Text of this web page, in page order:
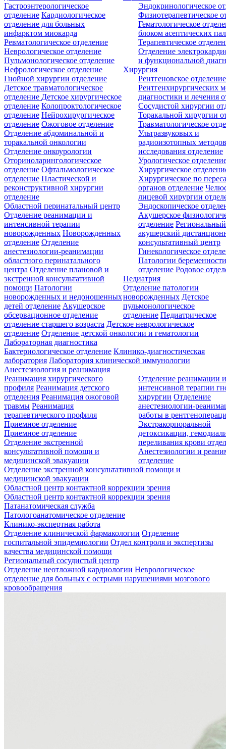
Гастроэнтерологическое
отделение Кардиологическое
отделение для больных
инфарктом миокарда
Ревматологическое отделение
Неврологическое отделение
Пульмонологическое отделение
Нефрологическое отделение
Эндокринологическое
Физиотерапевтическое
Гематологическое
блоком асептических
Терапевтическое
Отделение
и функциональной
Хирургия
Гнойной хирургии отделение
Детское травматологическое
отделение Детское хирургическое
отделение Колопроктологическое
отделение Нейрохирургическое
отделение Ожоговое отделение
Отделение абдоминальной и
торакальной онкологии
Отделение онкоурологии
Оториноларингологическое
отделение Офтальмологическое
отделение Пластической и
реконструктивной хирургии
отделение
Рентгеновское отделение
Рентгенхирургических
диагностики и лечения
Сосудистой хирургии
Торакальной хирургии
Травматологическое
Ультразвуковых и
радиоизотопных
исследования отделение
Урологическое
Хирургическое
Хирургическое по
органов отделение
лицевой хирургии
Эндоскопическое
Областной перинатальный центр
Отделение реанимации и
интенсивной терапии
новорожденных Новорожденных
отделение Отделение
анестезиологии-реанимации
областного перинатального
центра Отделение плановой и
экстренной консультативной
помощи Патологии
новорожденных и недоношенных
детей отделение Акушерское
обсервационное отделение
Акушерское
отделение Региональный
акушерский
консультативный центр
Гинекологическое
Патологии
отделение Родовое
Педиатрия
Отделение патологии
новорожденных Детское
пульмонологическое
отделение Педиатрическое
отделение старшего возраста Детское неврологическое
отделение Отделение детской онкологии и гематологии
Лабораторная диагностика
Бактериологическое отделение Клинико-диагностическая
лаборатория Лаборатория клинической иммунологии
Анестезиология и реанимация
Реанимация хирургического
профиля Реанимация детского
отделения Реанимация ожоговой
травмы Реанимация
терапевтического профиля
Отделение реанимации
интенсивной терапии
хирургии Отделение
анестезиологии-
работы в
Экстракорпоральной
детоксикации,
переливания крови
Анестезиологии и
отделение
Приемное отделение
Приемное отделение
Отделение экстренной
консультативной помощи и
медицинской эвакуации
Отделение экстренной консультативной помощи и
медицинской эвакуации
Областной центр контактной коррекции зрения
Областной центр контактной коррекции зрения
Патанатомическая служба
Патологоанатомическое отделение
Клинико-экспертная работа
Отделение клинической фармакологии Отделение
госпитальной эпидемиологии Отдел контроля и экспертизы
качества медицинской помощи
Региональный сосудистый центр
Отделение неотложной кардиологии Неврологическое
отделение для больных с острыми нарушениями мозгового
кровообращения